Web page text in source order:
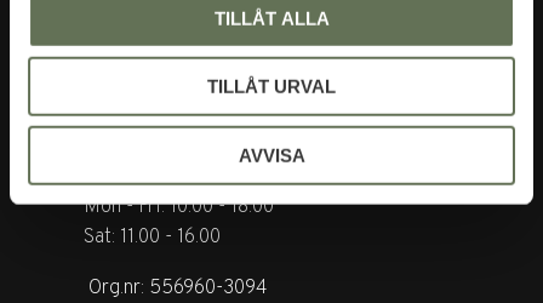
TILLÅT ALLA
TILLÅT URVAL
AVVISA
CONTACT US
Tel. +46 (0)8-31 44 40
E-mail. info@garderoben.se
Telephone hours:
Mon - Fri: 10.00 - 18.00
Sat: 11.00 - 16.00
Org.nr: 556960-3094